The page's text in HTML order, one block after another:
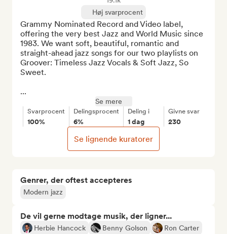
Genrer, der oftest accepteres
Modern jazz
De vil gerne modtage musik, der ligner...
Herbie Hancock Benny Golson Ron Carter
Høj svarprocent
Grammy Nominated Record and Video label,
offering the very best Jazz and World Music since
1983. We want soft, beautiful, romantic and
straight-ahead jazz songs for our two playlists on
Groover: Timeless Jazz Vocals & Soft Jazz, So
Sweet.
...
Se mere
Svarprocent
100%
Delingsprocent
6%
Deling i
1 dag
Givne svar
230
Se lignende kuratorer